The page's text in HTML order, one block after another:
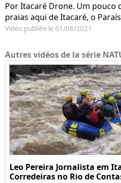
Por Itacaré Drone. Um pouco
praias aqui de Itacaré, o
Vidéo publiée le 01/06/2021
Autres vidéos de la série
Leo Pereira Jornalista em
Corredeiras no Rio de